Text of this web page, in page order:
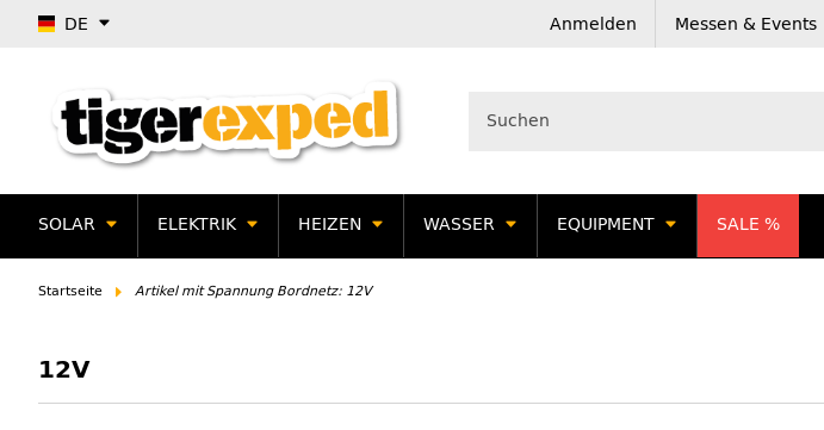
DE Anmelden Messen & Events
SOLAR ELEKTRIK HEIZEN WASSER EQUIPMENT SALE %
Startseite Artikel mit Spannung Bordnetz: 12V
12V